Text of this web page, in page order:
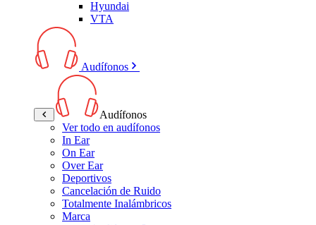
Hyundai
VTA
Audífonos
Audífonos
Ver todo en audífonos
In Ear
On Ear
Over Ear
Deportivos
Cancelación de Ruido
Totalmente Inalámbricos
Marca